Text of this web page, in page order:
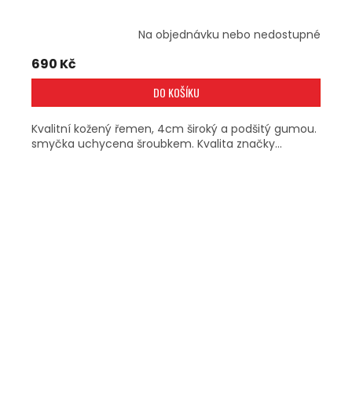
Na objednávku nebo nedostupné
690 Kč
DO KOŠÍKU
Kvalitní kožený řemen, 4cm široký a podšitý gumou.
smyčka uchycena šroubkem. Kvalita značky...